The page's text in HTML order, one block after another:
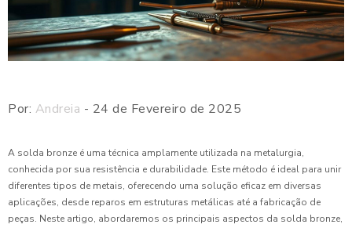
Por: Andreia - 24 de Fevereiro de 2025
A solda bronze é uma técnica amplamente utilizada na metalurgia,
conhecida por sua resistência e durabilidade. Este método é ideal para unir
diferentes tipos de metais, oferecendo uma solução eficaz em diversas
aplicações, desde reparos em estruturas metálicas até a fabricação de
peças. Neste artigo, abordaremos os principais aspectos da solda bronze,